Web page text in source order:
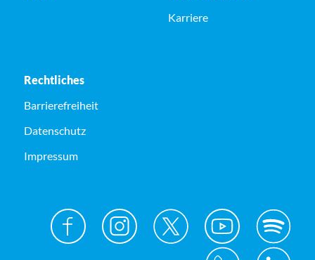
Karriere
Rechtliches
Barrierefreiheit
Datenschutz
Impressum